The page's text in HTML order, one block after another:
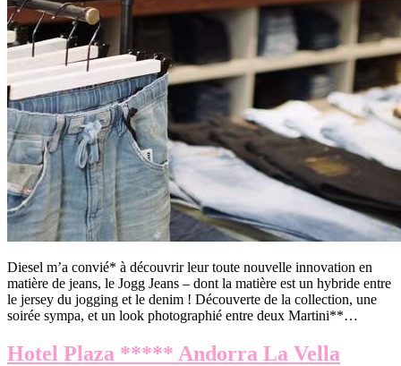
Diesel m’a convié* à découvrir leur toute nouvelle innovation en
matière de jeans, le Jogg Jeans – dont la matière est un hybride entre
le jersey du jogging et le denim ! Découverte de la collection, une
soirée sympa, et un look photographié entre deux Martini**…
Hotel Plaza ***** Andorra La Vella